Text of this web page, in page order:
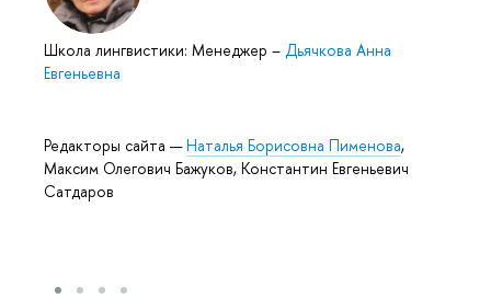
Школа лингвистики: Менеджер – Дьячкова Анна
Евгеньевна
Редакторы сайта —Наталья Борисовна Пименова,
Максим Олегович Бажуков, Константин Евгеньевич
Сатдаров